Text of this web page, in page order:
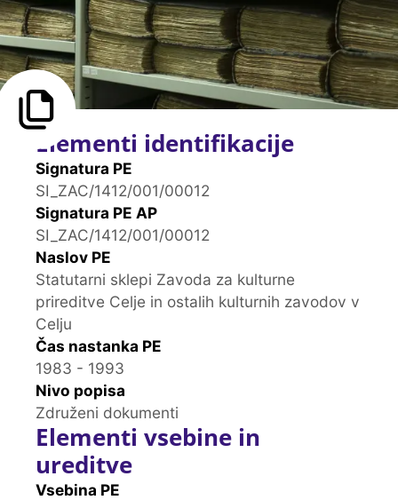
Elementi identifikacije
Signatura PE
SI_ZAC/1412/001/00012
Signatura PE AP
SI_ZAC/1412/001/00012
Naslov PE
Statutarni sklepi Zavoda za kulturne
prireditve Celje in ostalih kulturnih zavodov v
Celju
Čas nastanka PE
1983 - 1993
Nivo popisa
Združeni dokumenti
Elementi vsebine in
ureditve
Vsebina PE